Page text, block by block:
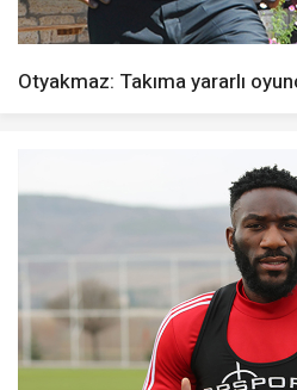
Otyakmaz: Takıma yararlı